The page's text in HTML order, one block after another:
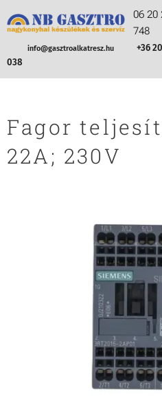
06 20
748
info@gasztroalkatresz.hu
+36
038
Fagor
22A; 230V